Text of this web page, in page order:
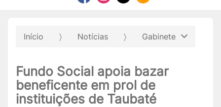
Início Notícias Gabinete
Fundo Social apoia bazar
beneficente em prol de
instituições de Taubaté